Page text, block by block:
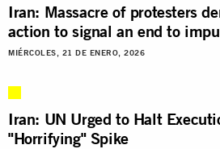
Iran: Massacre of protesters
action to signal an end to
MIÉRCOLES, 21 DE ENERO, 2026
Iran: UN Urged to Halt
"Horrifying" Spike